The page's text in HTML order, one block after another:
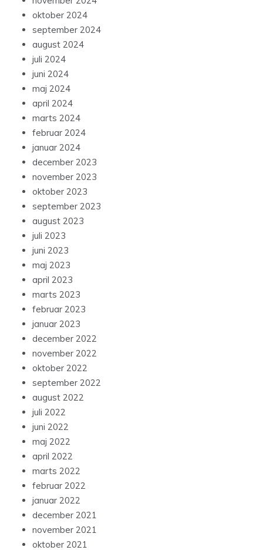
oktober 2024
september 2024
august 2024
juli 2024
juni 2024
maj 2024
april 2024
marts 2024
februar 2024
januar 2024
december 2023
november 2023
oktober 2023
september 2023
august 2023
juli 2023
juni 2023
maj 2023
april 2023
marts 2023
februar 2023
januar 2023
december 2022
november 2022
oktober 2022
september 2022
august 2022
juli 2022
juni 2022
maj 2022
april 2022
marts 2022
februar 2022
januar 2022
december 2021
november 2021
oktober 2021